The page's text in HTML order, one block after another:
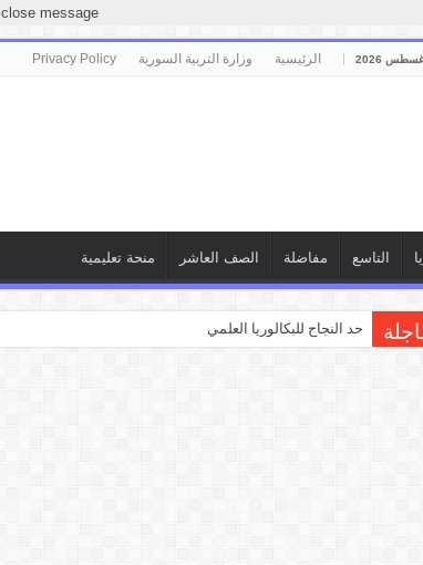
الرئيسية وزارة التربية السورية Privacy Policy
التاسع مفاضلة الصف العاشر منحة تعليمية
حد النجاح للبكالوريا العلمي والأدبي
close message